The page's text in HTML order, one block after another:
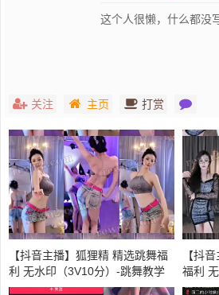
这个人很懒，什么都没
关注 主页 打赏
【抖音主播】狐狸精 精选跳舞福
利 无水印（3V10分）-跳舞教学
【抖
福利
下载